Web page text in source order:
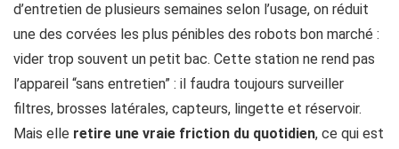
d’entretien de plusieurs semaines selon l’usage, on réduit
une des corvées les plus pénibles des robots bon marché :
vider trop souvent un petit bac. Cette station ne rend pas
l’appareil “sans entretien” : il faudra toujours surveiller
filtres, brosses latérales, capteurs, lingette et réservoir.
Mais elle retire une vraie friction du quotidien, ce qui est